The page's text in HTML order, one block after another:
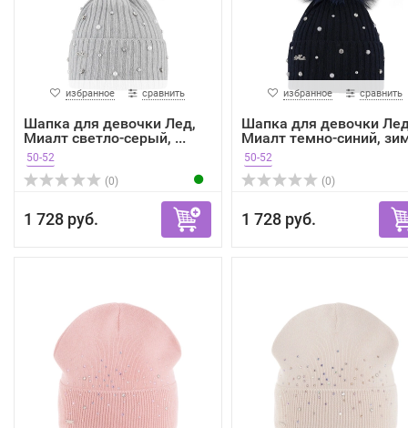
избранное сравнить
Шапка для девочки Лед,
Миалт светло-серый, ...
50-52
(0)
1 728 руб.
избранное сравнить
Шапка для девочки
Миалт темно-синий,
50-52
(0)
1 728 руб.